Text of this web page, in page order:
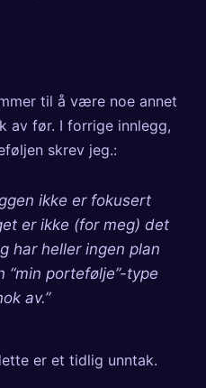
til å være noe annet
av før. I forrige innlegg,
skrev jeg.:
ikke er fokusert
er ikke (for meg) det
har heller ingen plan
portefølje”-type
av.”
er et tidlig unntak.